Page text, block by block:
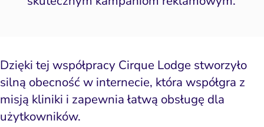
Dzięki tej współpracy Cirque Lodge stworzyło
silną obecność w internecie, która współgra z
misją kliniki i zapewnia łatwą obsługę dla
użytkowników.